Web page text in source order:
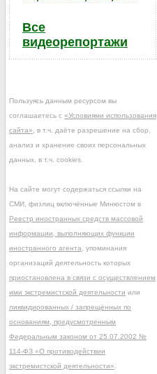
Все
видеорепортажи
Пользуясь данным ресурсом вы
соглашаетесь с «Условиями использования
сайта» , в т.ч. даёте разрешение на сбор,
анализ и хранение своих персональных
данных, в т.ч. cookies.
На сайте могут содержаться ссылки на
СМИ, физлиц включённые Минюстом в
Реестр иностранных средств массовой
информации, выполняющих функции
иностранного агента , упоминания
организаций деятельность которых
приостановлена в связи с осуществлением
ими экстремистской деятельности или
ликвидированных / запрещённых по
основаниям, предусмотренным
Федеральным законом от 25.07.2002 №
114-ФЗ «О противодействии
экстремистской деятельности»